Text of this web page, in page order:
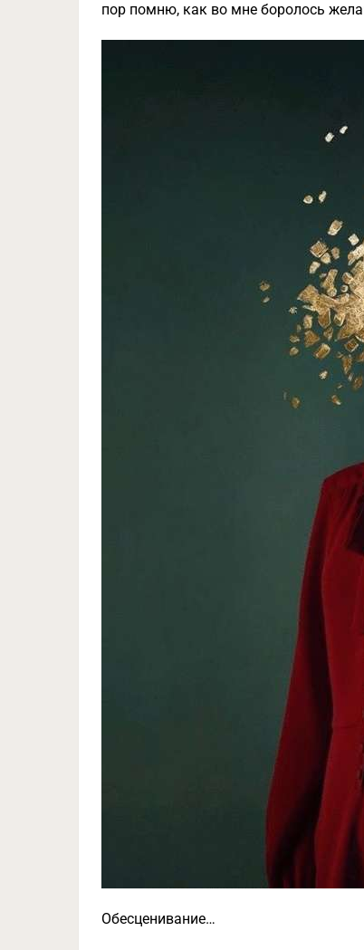
пор помню, как во мне боролось
Обесценивание…